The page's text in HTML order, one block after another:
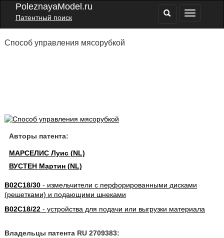
PoleznayaModel.ru
Патентный поиск
Способ управления мясорубкой
Авторы патента:
МАРСЕЛИС Луис (NL)
ВУСТЕН Мартин (NL)
B02C18/30- измельчители с перфорированными дисками
(решетками) и подающими шнеками
B02C18/22- устройства для подачи или выгрузки материала
Владельцы патента RU 2709383: